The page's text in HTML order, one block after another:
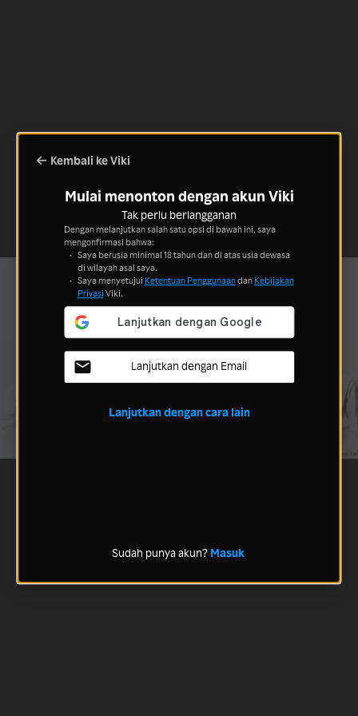
Kembali ke Viki
Mulai menonton dengan akun Viki
Tak perlu berlangganan
Dengan melanjutkan salah satu opsi di bawah ini, saya
mengonfirmasi bahwa:
Saya berusia minimal 18 tahun dan di atas usia dewasa
di wilayah asal saya.
Saya menyetujui Ketentuan Penggunaandan Kebijakan
Privasi Viki.
Lanjutkan dengan Email
Lanjutkan dengan cara lain
Sudah punya akun? Masuk